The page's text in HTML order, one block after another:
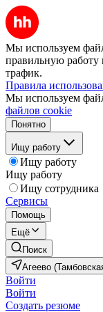
Мы используем
правильную работу
трафик.
Правила
Мы используем
файлов cookie
Понятно
Ищу работу
Ищу работу
Ищу работу
Ищу сотрудника
Сервисы
Помощь
Ещё
Поиск
Агеево
Войти
Войти
Создать резюме